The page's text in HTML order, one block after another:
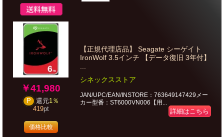
￥41,980
P 還元1％
419pt
価格比較
【正規代理店品】 Seagate シーゲイト
IronWolf 3.5インチ 【データ復旧 3年付】
シネックスストア
JAN/UPC/EAN/INSTORE：763649147429メー
カー型番：ST6000VN006【用...
詳細はこちら